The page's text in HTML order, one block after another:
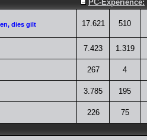
PC-Experience:
dies gilt
17.621 510
7.423 1.319
267 4
3.785 195
226 75